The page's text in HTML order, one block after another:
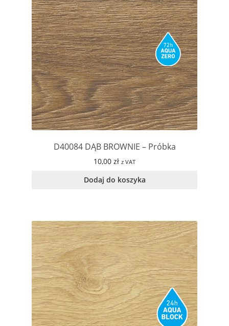
D40084 DĄB BROWNIE – Próbka
10,00 zł z VAT
Dodaj do koszyka